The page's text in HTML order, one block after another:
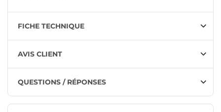
FICHE TECHNIQUE
AVIS CLIENT
QUESTIONS / RÉPONSES